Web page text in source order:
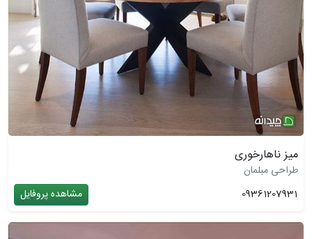
میز ناهارخوری
طراحی مبلمان
09361207931
مشاهده پروفایل